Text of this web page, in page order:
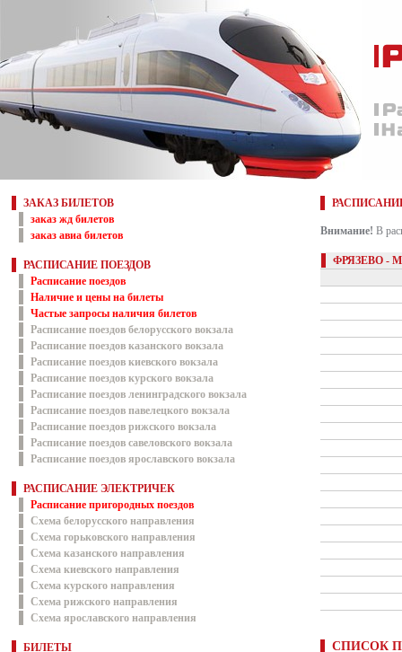
ЗАКАЗ БИЛЕТОВ
заказ жд билетов
заказ авиа билетов
РАСПИСАНИЕ ПОЕЗДОВ
Расписание поездов
Наличие и цены на билеты
Частые запросы наличия билетов
Расписание поездов белорусского вокзала
Расписание поездов казанского вокзала
Расписание поездов киевского вокзала
Расписание поездов курского вокзала
Расписание поездов ленинградского вокзала
Расписание поездов павелецкого вокзала
Расписание поездов рижского вокзала
Расписание поездов савеловского вокзала
Расписание поездов ярославского вокзала
РАСПИСАНИЕ ЭЛЕКТРИЧЕК
Расписание пригородных поездов
Схема белорусского направления
Схема горьковского направления
Схема казанского направления
Схема киевского направления
Схема курского направления
Схема рижского направления
Схема ярославского направления
БИЛЕТЫ
Внимание! В
ФРЯЗЕВО -
СПИСОК